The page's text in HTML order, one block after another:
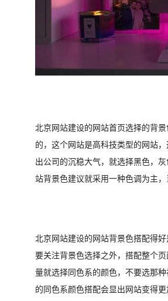
北京网站建设的网站首页选择的背
的，这个网站是高科技类型的网站
出公司的沉稳大气，就选择黑色，
站背景色建议就采用一种色调为主
北京网站建设的网站背景色搭配得
要关注背景色选择之外，搭配整个
量就选择同色系的颜色，不要选那
的同色系颜色搭配会显出网站变得